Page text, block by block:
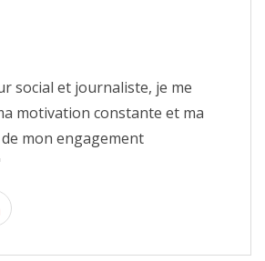
social et journaliste, je me
motivation constante et ma
mon engagement